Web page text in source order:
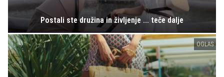
Postali ste družina in življenje ... teče dalje
OGLAS